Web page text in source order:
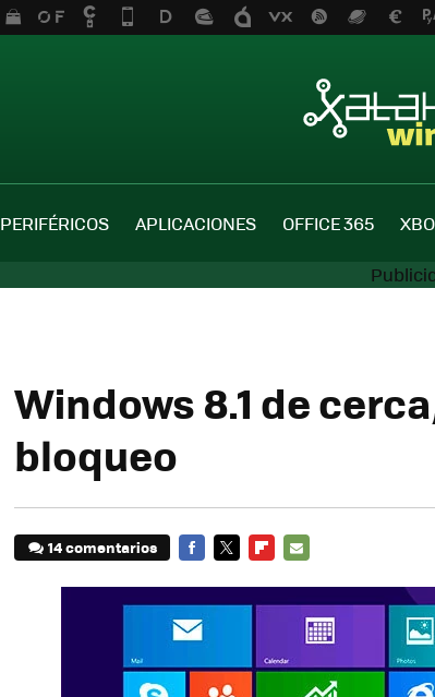
PERIFÉRICOS APLICACIONES OFFICE 365
Windows 8.1 de
bloqueo
14 comentarios
MAIL